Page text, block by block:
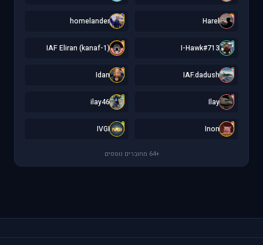
H
Harel
h
homelander
I
I-Hawk#713
I
IAF Eliran (kanaf-1)
I
IAF.dadush
I
Idan
I
Ilay
i
ilay46
I
Inon
I
IVGI
+64 מחוברים נוספים